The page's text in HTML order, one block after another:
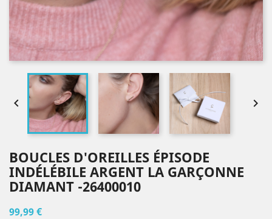
 
BOUCLES D'OREILLES ÉPISODE
INDÉLÉBILE ARGENT LA GARÇONNE
DIAMANT -26400010
99,99 €